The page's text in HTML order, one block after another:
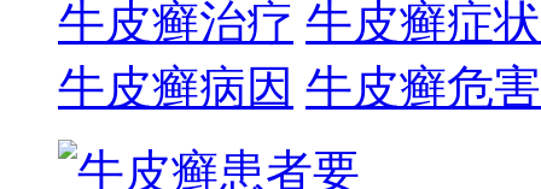
牛皮癣治疗 牛皮癣症状
牛皮癣病因 牛皮癣危害